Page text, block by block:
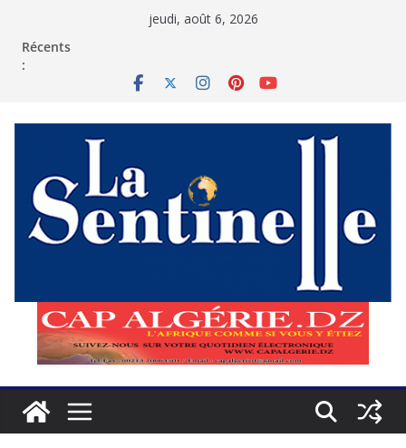
jeudi, août 6, 2026
Récents
: